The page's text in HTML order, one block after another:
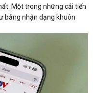
Một trong những cải tiến
bằng nhận dạng khuôn